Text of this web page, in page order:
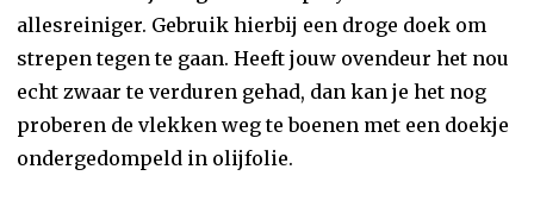
allesreiniger. Gebruik hierbij een droge doek om
strepen tegen te gaan. Heeft jouw ovendeur het nou
echt zwaar te verduren gehad, dan kan je het nog
proberen de vlekken weg te boenen met een doekje
ondergedompeld in olijfolie.